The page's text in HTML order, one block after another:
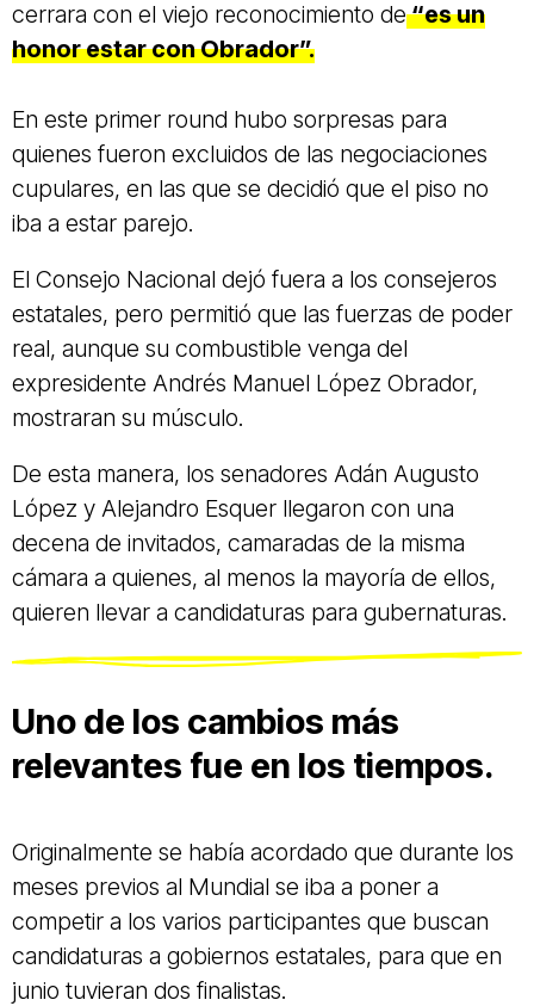
cerrara con el viejo reconocimiento de“es un
honor estar con Obrador”.
En este primer round hubo sorpresas para
quienes fueron excluidos de las negociaciones
cupulares, en las que se decidió que el piso no
iba a estar parejo.
El Consejo Nacional dejó fuera a los consejeros
estatales, pero permitió que las fuerzas de poder
real, aunque su combustible venga del
expresidente Andrés Manuel López Obrador,
mostraran su músculo.
De esta manera, los senadores Adán Augusto
López y Alejandro Esquer llegaron con una
decena de invitados, camaradas de la misma
cámara a quienes, al menos la mayoría de ellos,
quieren llevar a candidaturas para gubernaturas.
Uno de los cambios más
relevantes fue en los tiempos.
Originalmente se había acordado que durante los
meses previos al Mundial se iba a poner a
competir a los varios participantes que buscan
candidaturas a gobiernos estatales, para que en
junio tuvieran dos finalistas.